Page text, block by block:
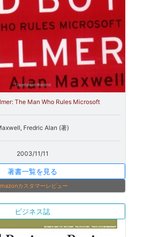
The Man Who Rules Microsoft
Fredric Alan (著)
2003/11/11
著書一覧を見る
カスタマーレビュー
ビジネス誌